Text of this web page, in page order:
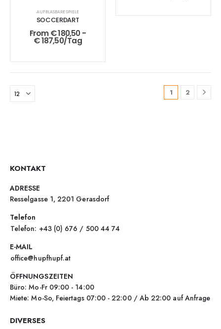
AUFBLASBARE SPIELE
SOCCERDART
From€180,50-
€187,50/Tag
1 2
KONTAKT
ADRESSE
Resselgasse 1, 2201 Gerasdorf
Telefon
Telefon: +43 (0) 676 / 500 44 74
E-MAIL
office@hupfhupf.at
ÖFFNUNGSZEITEN
Büro: Mo-Fr 09:00 - 14:00
Miete: Mo-So, Feiertags 07:00 - 22:00 / Ab 22:00 auf Anfrage
DIVERSES